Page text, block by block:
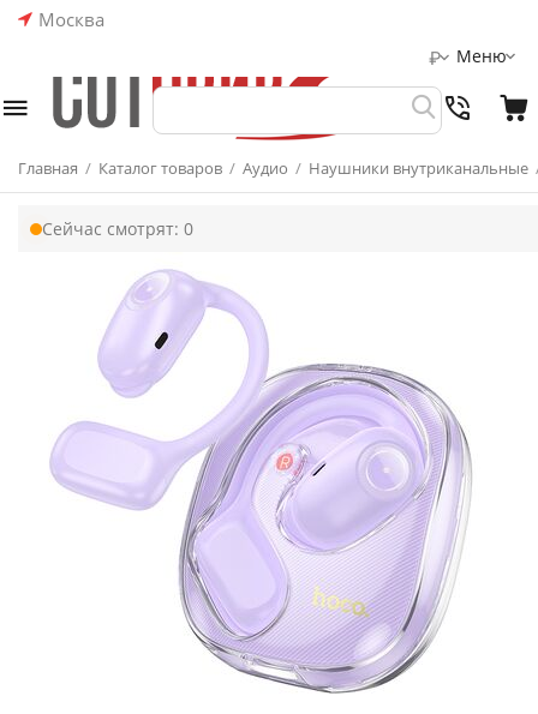
Москва
Меню
₽
Главная / Каталог товаров / Аудио / Наушники внутриканальные
Сейчас смотрят: 0